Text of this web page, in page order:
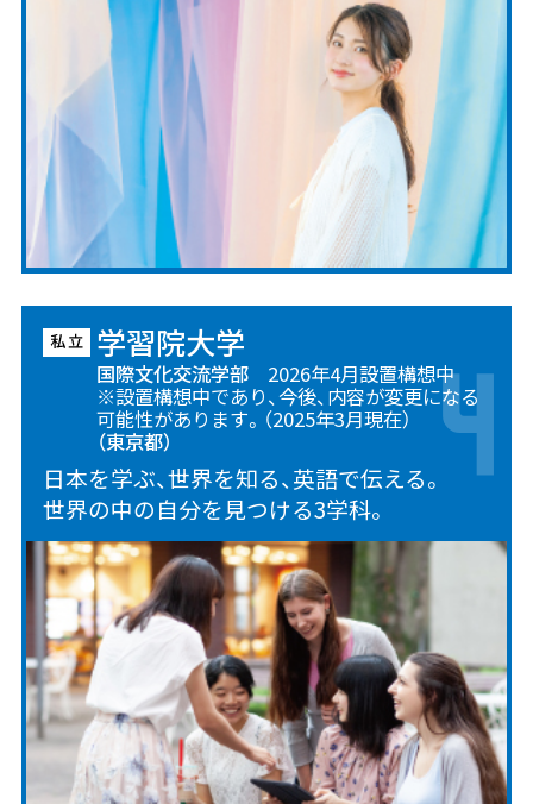
学習院大学
国際文化交流学部 2026年4月設置構想中
※設置構想中であり、今後、内容が変更になる
可能性があります。（2025年3月現在）
（東京都）
日本を学ぶ、世界を知る、英語で伝える。
世界の中の自分を見つける3学科。